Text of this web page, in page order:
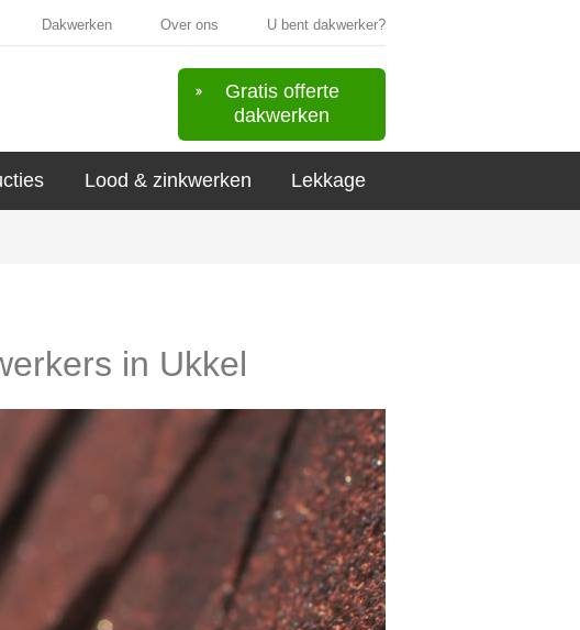
Dakwerken Over ons U bent dakwerker?
Gratis offerte
dakwerken
Lood & zinkwerken Lekkage
in Ukkel